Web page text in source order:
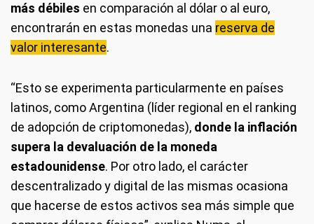
más débiles en comparación al dólar o al euro,
encontrarán en estas monedas una reserva de
valor interesante.
“Esto se experimenta particularmente en países
latinos, como Argentina (líder regional en el ranking
de adopción de criptomonedas), donde la inflación
supera la devaluación de la moneda
estadounidense. Por otro lado, el carácter
descentralizado y digital de las mismas ocasiona
que hacerse de estos activos sea más simple que